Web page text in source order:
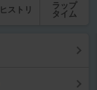
ヒストリ
ラップ
タイム